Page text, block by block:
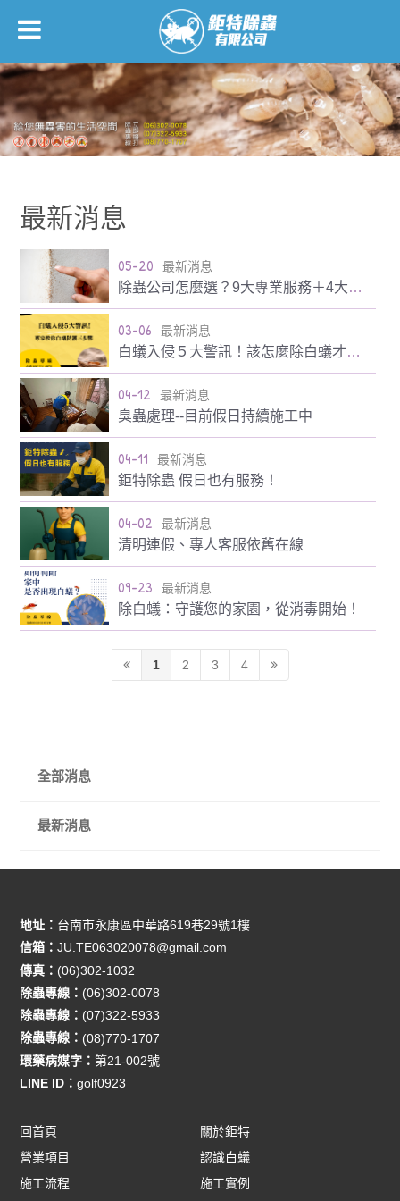
最新消息
05-20 最新消息
除蟲公司怎麼選？9大專業服務＋4大挑選秘訣一次搞定
03-06 最新消息
白蟻入侵５大警訊！該怎麼除白蟻才有效？預防白蟻入侵三步驟
04-12 最新消息
臭蟲處理--目前假日持續施工中
04-11 最新消息
鉅特除蟲 假日也有服務！
04-02 最新消息
清明連假、專人客服依舊在線
09-23 最新消息
除白蟻：守護您的家園，從消毒開始！
1 2 3 4
全部消息
最新消息
地址： 台南市永康區中華路619巷29號1樓
信箱：JU.TE063020078@gmail.com
傳真： (06)302-1032
除蟲專線： (06)302-0078
除蟲專線： (07)322-5933
除蟲專線： (08)770-1707
環藥病媒字： 第21-002號
LINE ID：golf0923
回首頁
關於鉅特
營業項目
認識白蟻
施工流程
施工實例